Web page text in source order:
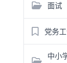
面试
党务
中小